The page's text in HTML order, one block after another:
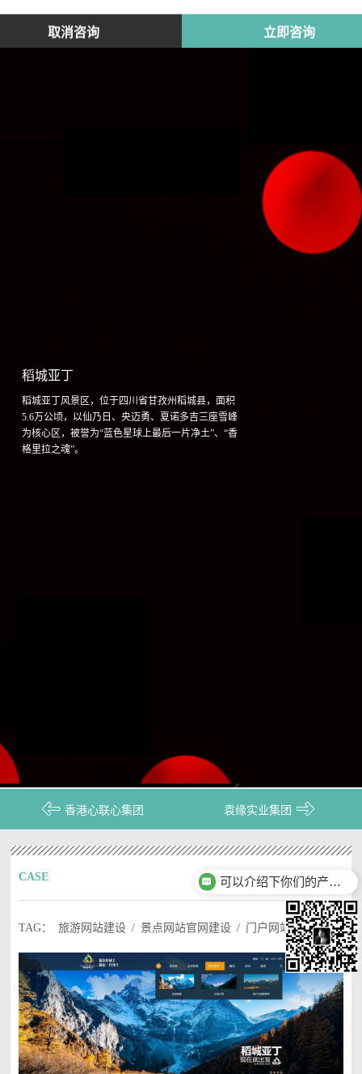
稻城亚丁
稻城亚丁风景区，位于四川省甘孜州稻城县，面积
5.6万公顷，以仙乃日、央迈勇、夏诺多吉三座雪峰
为核心区，被誉为“蓝色星球上最后一片净土”、“香
格里拉之魂”。
香港心联心集团 袁缘实业集团
CASE 作品案例
TAG： 旅游网站建设 / 景点网站官网建设 / 门户网站建设
可以介绍下你们的产品么？
真心爱尔·诚意服务
多一份了解，多一个选择